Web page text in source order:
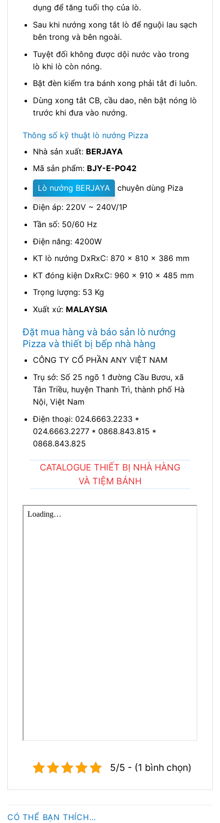
dụng để tăng tuổi thọ của lò.
Sau khi nướng xong tắt lò để nguội lau sạch
bên trong và bên ngoài.
Tuyệt đối không được dội nước vào trong
lò khi lò còn nóng.
Bật đèn kiểm tra bánh xong phải tắt đi luôn.
Dùng xong tắt CB, cầu dao, nên bật nóng lò
trước khi đưa vào nướng.
Thông số kỹ thuật lò nướng Pizza
Nhà sản xuất: BERJAYA
Mã sản phẩm: BJY-E-PO42
Lò nướng BERJAYA
chuyên dùng Piza
Điện áp: 220V ~ 240V/1P
Tần số: 50/60 Hz
Điện năng: 4200W
KT lò nướng DxRxC: 870 x 810 x 386 mm
KT đóng kiện DxRxC: 960 x 910 x 485 mm
Trọng lượng: 53 Kg
Xuất xứ: MALAYSIA
Đặt mua hàng và báo sản lò nướng
Pizza và thiết bị bếp nhà hàng
CÔNG TY CỔ PHẦN ANY VIỆT NAM
Trụ sở: Số 25 ngõ 1 đường Cầu Bươu, xã
Tân Triều, huyện Thanh Trì, thành phố Hà
Nội, Việt Nam
Điện thoại: 024.6663.2233 *
024.6663.2277 * 0868.843.815 *
0868.843.825
CATALOGUE THIẾT BỊ NHÀ HÀNG
VÀ TIỆM BÁNH
5/5 - (1 bình chọn)
CÓ THỂ BẠN THÍCH…